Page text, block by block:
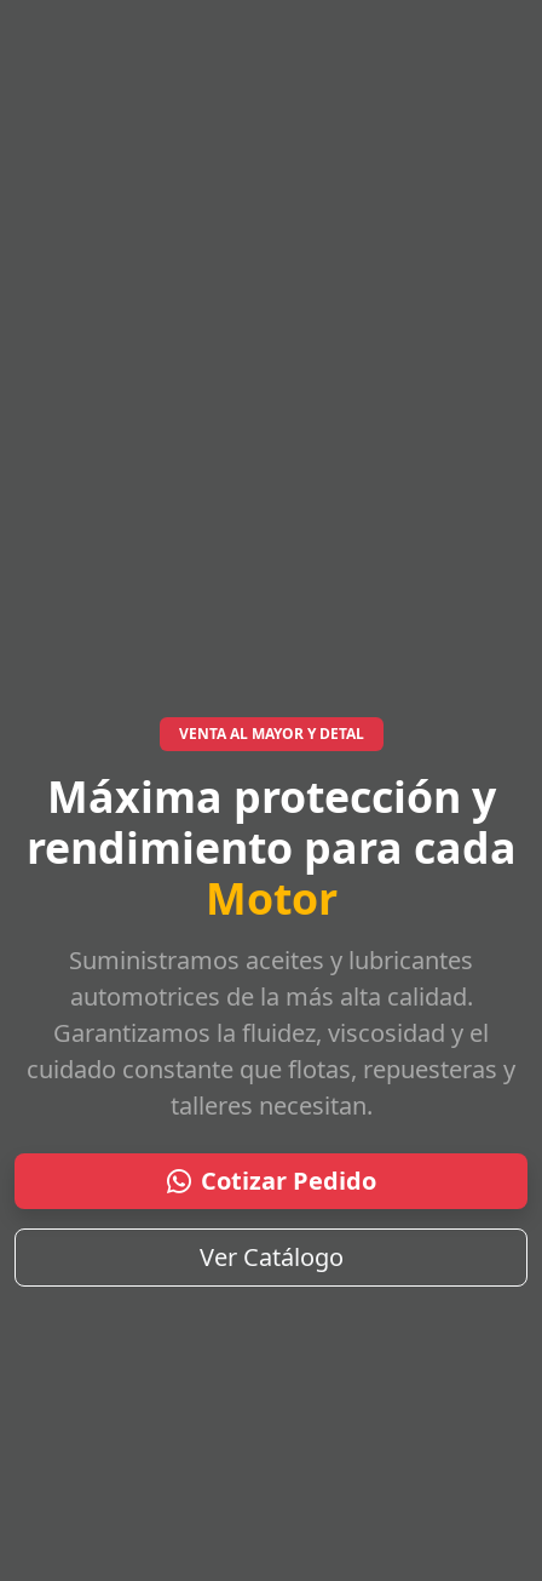
VENTA AL MAYOR Y DETAL
Máxima protección y
rendimiento para cada
Motor
Suministramos aceites y lubricantes
automotrices de la más alta calidad.
Garantizamos la fluidez, viscosidad y el
cuidado constante que flotas, repuesteras y
talleres necesitan.
Cotizar Pedido
Ver Catálogo